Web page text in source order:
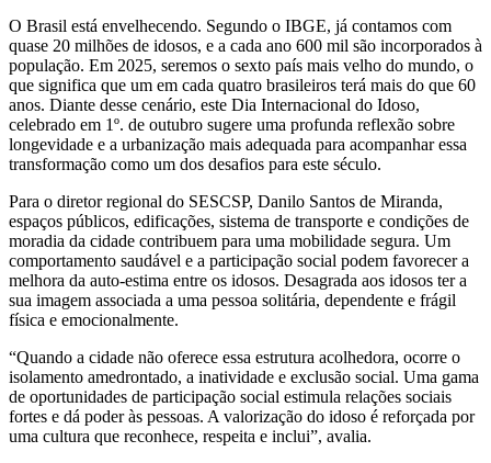
O Brasil está envelhecendo. Segundo o IBGE, já contamos com
quase 20 milhões de idosos, e a cada ano 600 mil são incorporados à
população. Em 2025, seremos o sexto país mais velho do mundo, o
que significa que um em cada quatro brasileiros terá mais do que 60
anos. Diante desse cenário, este Dia Internacional do Idoso,
celebrado em 1º. de outubro sugere uma profunda reflexão sobre
longevidade e a urbanização mais adequada para acompanhar essa
transformação como um dos desafios para este século.
Para o diretor regional do SESCSP, Danilo Santos de Miranda,
espaços públicos, edificações, sistema de transporte e condições de
moradia da cidade contribuem para uma mobilidade segura. Um
comportamento saudável e a participação social podem favorecer a
melhora da auto-estima entre os idosos. Desagrada aos idosos ter a
sua imagem associada a uma pessoa solitária, dependente e frágil
física e emocionalmente.
“Quando a cidade não oferece essa estrutura acolhedora, ocorre o
isolamento amedrontado, a inatividade e exclusão social. Uma gama
de oportunidades de participação social estimula relações sociais
fortes e dá poder às pessoas. A valorização do idoso é reforçada por
uma cultura que reconhece, respeita e inclui”, avalia.